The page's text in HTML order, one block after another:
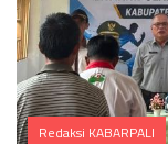
Redaksi KABARPALI